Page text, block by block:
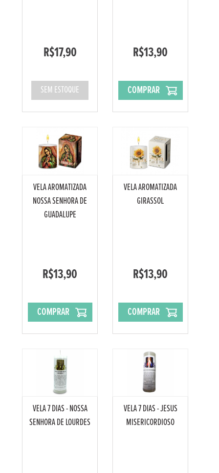
R$17,90
SEM ESTOQUE
R$13,90
COMPRAR
VELA AROMATIZADA
NOSSA SENHORA DE
GUADALUPE
R$13,90
COMPRAR
VELA AROMATIZADA
GIRASSOL
R$13,90
COMPRAR
VELA 7 DIAS - NOSSA
SENHORA DE LOURDES
VELA 7 DIAS - JESUS
MISERICORDIOSO